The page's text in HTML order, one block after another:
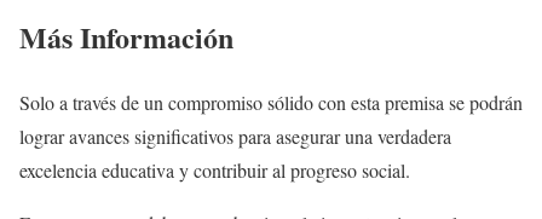
Más Información
Solo a través de un compromiso sólido con esta premisa se podrán
lograr avances significativos para asegurar una verdadera
excelencia educativa y contribuir al progreso social.